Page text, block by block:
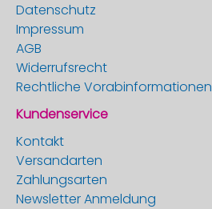
Datenschutz
Impressum
AGB
Widerrufsrecht
Rechtliche Vorabinformationen
Kundenservice
Kontakt
Versandarten
Zahlungsarten
Newsletter Anmeldung